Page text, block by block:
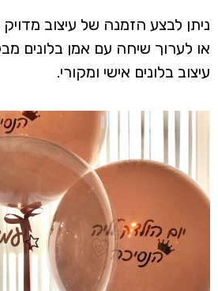
ניתן לבצע הזמנה של עיצוב
או לערוך שיחה עם אמן בלונים
עיצוב בלונים אישי ומקורי.